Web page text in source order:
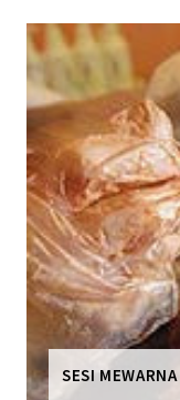
SESI